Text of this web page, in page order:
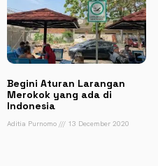
Begini Aturan Larangan
Merokok yang ada di
Indonesia
Aditia Purnomo 13 December 2020